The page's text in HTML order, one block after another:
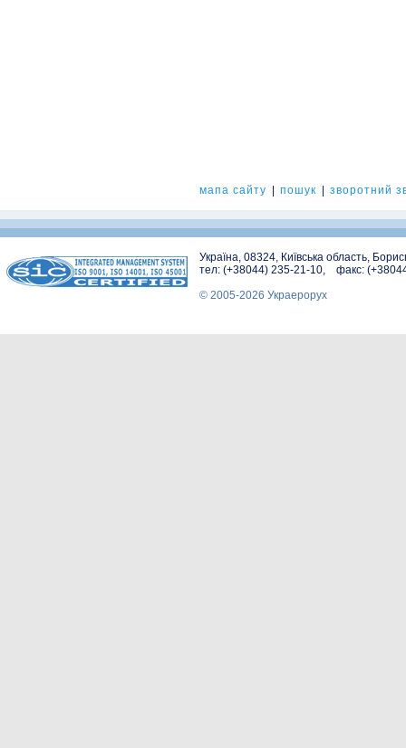
мапа сайту пошук зворотний
Україна, 08324, Київська область,
тел: (+38044) 235-21-10, факс:
© 2005-2026 Украерорух